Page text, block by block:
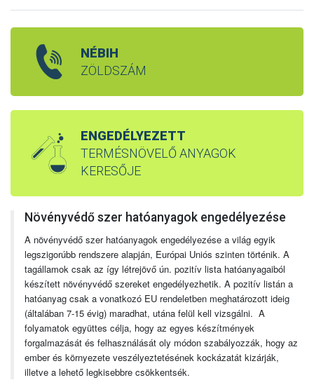
NÉBIH
ZÖLDSZÁM
ENGEDÉLYEZETT
TERMÉSNÖVELŐ ANYAGOK
KERESŐJE
Növényvédő szer hatóanyagok engedélyezése
A növényvédő szer hatóanyagok engedélyezése a világ egyik
legszigorúbb rendszere alapján, Európai Uniós szinten történik. A
tagállamok csak az így létrejövő ún. pozitív lista hatóanyagaiból
készített növényvédő szereket engedélyezhetik. A pozitív listán a
hatóanyag csak a vonatkozó EU rendeletben meghatározott ideig
(általában 7-15 évig) maradhat, utána felül kell vizsgálni. A
folyamatok együttes célja, hogy az egyes készítmények
forgalmazását és felhasználását oly módon szabályozzák, hogy az
ember és környezete veszélyeztetésének kockázatát kizárják,
illetve a lehető legkisebbre csökkentsék.